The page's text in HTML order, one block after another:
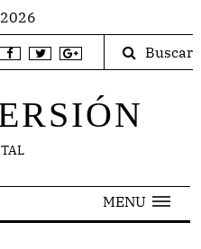
Buscar
MENU